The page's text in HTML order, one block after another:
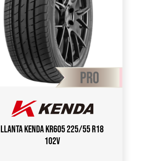
Llanta KENDA KR605 225/55 R18
102V